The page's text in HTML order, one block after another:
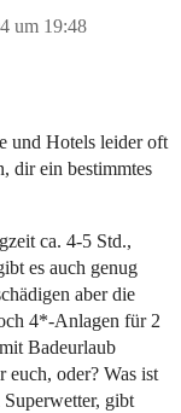
um 19:48
und Hotels leider oft
dir ein bestimmtes
ca. 4-5 Std.,
es auch genug
aber die
4*-Anlagen für 2
Badeurlaub
oder? Was ist
gibt